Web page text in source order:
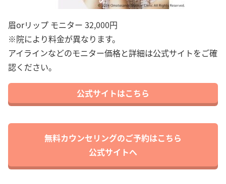
眉orリップ モニター 32,000円
※院により料金が異なります。
アイラインなどのモニター価格と詳細は公式サイトをご確
認ください。
公式サイトはこちら
無料カウンセリングのご予約はこちら
公式サイトへ